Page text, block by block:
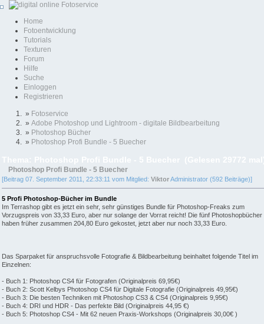
Home
Fotoentwicklung
Tutorials
Texturen
Forum
Hilfe
Suche
Einloggen
Registrieren
» Fotoservice
» Adobe Photoshop und Lightroom - digitale Bildbearbeitung
» Photoshop Bücher
» Photoshop Profi Bundle - 5 Buecher
Photoshop Profi Bundle - 5 Buecher
[Beitrag 07. September 2011, 22:33:11 vom Mitglied: ViktorAdministrator (592 Beiträge)]
5 Profi Photoshop-Bücher im Bundle
Im Terrashop gibt es jetzt ein sehr, sehr günstiges Bundle für Photoshop-Freaks zum
Vorzugspreis von 33,33 Euro, aber nur solange der Vorrat reicht! Die fünf Photoshopbücher
haben früher zusammen 204,80 Euro gekostet, jetzt aber nur noch 33,33 Euro.
Das Sparpaket für anspruchsvolle Fotografie & Bildbearbeitung beinhaltet folgende Titel im
Einzelnen:
- Buch 1: Photoshop CS4 für Fotografen (Originalpreis 69,95€)
- Buch 2: Scott Kelbys Photoshop CS4 für Digitale Fotografie (Originalpreis 49,95€)
- Buch 3: Die besten Techniken mit Photoshop CS3 & CS4 (Originalpreis 9,95€)
- Buch 4: DRI und HDR - Das perfekte Bild (Originalpreis 44,95 €)
- Buch 5: Photoshop CS4 - Mit 62 neuen Praxis-Workshops (Originalpreis 30,00€ )